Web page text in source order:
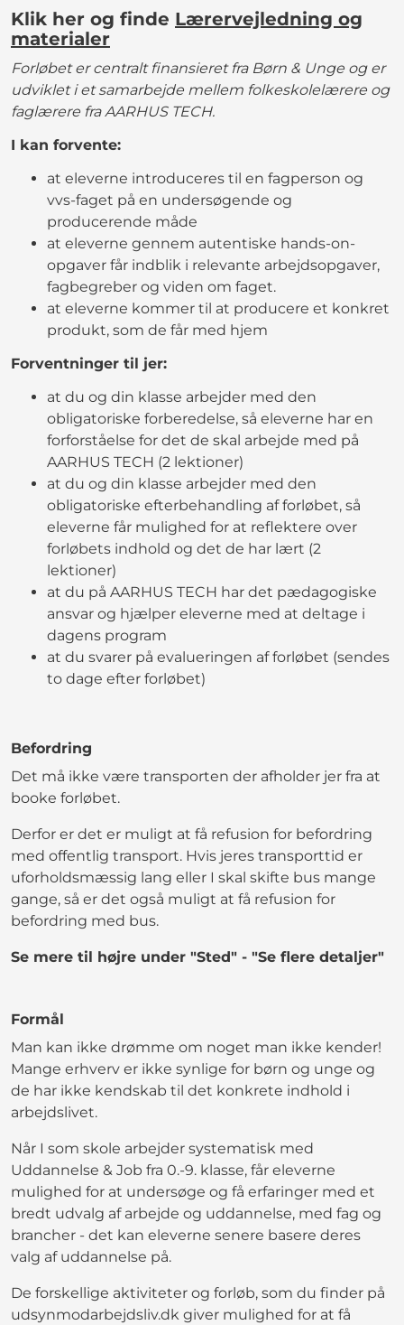
Klik her og finde Lærervejledning og
materialer
Forløbet er centralt finansieret fra Børn & Unge og er
udviklet i et samarbejde mellem folkeskolelærere og
faglærere fra AARHUS TECH.
I kan forvente:
at eleverne introduceres til en fagperson og
vvs-faget på en undersøgende og
producerende måde
at eleverne gennem autentiske hands-on-
opgaver får indblik i relevante arbejdsopgaver,
fagbegreber og viden om faget.
at eleverne kommer til at producere et konkret
produkt, som de får med hjem
Forventninger til jer:
at du og din klasse arbejder med den
obligatoriske forberedelse, så eleverne har en
forforståelse for det de skal arbejde med på
AARHUS TECH (2 lektioner)
at du og din klasse arbejder med den
obligatoriske efterbehandling af forløbet, så
eleverne får mulighed for at reflektere over
forløbets indhold og det de har lært (2
lektioner)
at du på AARHUS TECH har det pædagogiske
ansvar og hjælper eleverne med at deltage i
dagens program
at du svarer på evalueringen af forløbet (sendes
to dage efter forløbet)
Befordring
Det må ikke være transporten der afholder jer fra at
booke forløbet.
Derfor er det er muligt at få refusion for befordring
med offentlig transport. Hvis jeres transporttid er
uforholdsmæssig lang eller I skal skifte bus mange
gange, så er det også muligt at få refusion for
befordring med bus.
Se mere til højre under "Sted" - "Se flere detaljer"
Formål
Man kan ikke drømme om noget man ikke kender!
Mange erhverv er ikke synlige for børn og unge og
de har ikke kendskab til det konkrete indhold i
arbejdslivet.
Når I som skole arbejder systematisk med
Uddannelse & Job fra 0.-9. klasse, får eleverne
mulighed for at undersøge og få erfaringer med et
bredt udvalg af arbejde og uddannelse, med fag og
brancher - det kan eleverne senere basere deres
valg af uddannelse på.
De forskellige aktiviteter og forløb, som du finder på
udsynmodarbejdsliv.dk giver mulighed for at få